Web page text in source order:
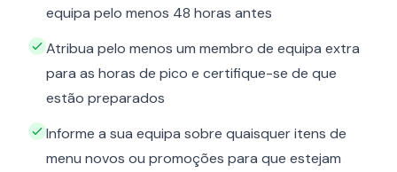
equipa pelo menos 48 horas antes
Atribua pelo menos um membro de equipa extra
para as horas de pico e certifique-se de que
estão preparados
Informe a sua equipa sobre quaisquer itens de
menu novos ou promoções para que estejam